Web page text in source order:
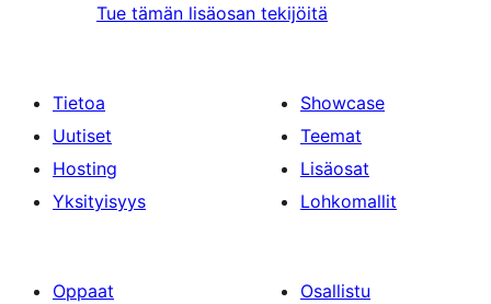
Tue tämän lisäosan tekijöitä
Tietoa
Uutiset
Hosting
Yksityisyys
Showcase
Teemat
Lisäosat
Lohkomallit
Oppaat
Osallistu